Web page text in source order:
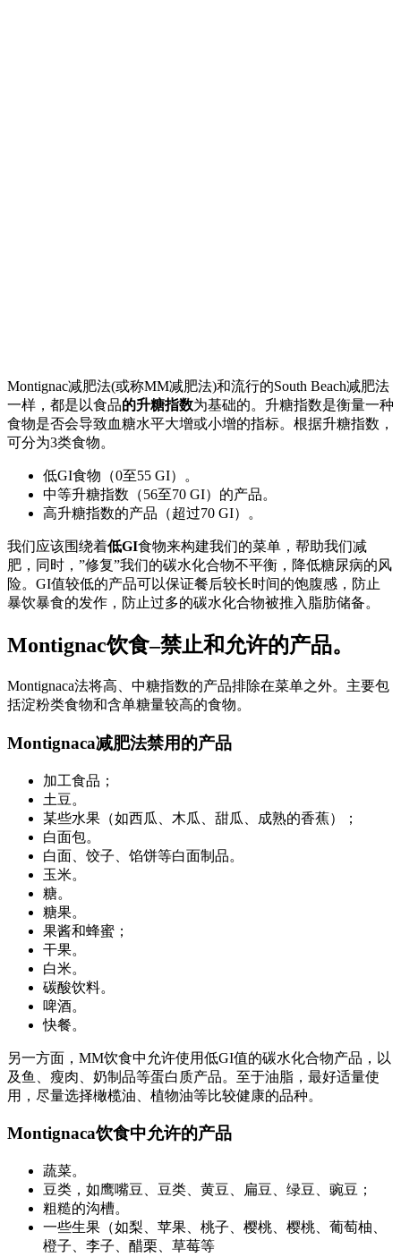
Montignac减肥法(或称MM减肥法)和流行的South Beach减肥法
一样，都是以食品的升糖指数为基础的。升糖指数是衡量一种
食物是否会导致血糖水平大增或小增的指标。根据升糖指数，
可分为3类食物。
低GI食物（0至55 GI）。
中等升糖指数（56至70 GI）的产品。
高升糖指数的产品（超过70 GI）。
我们应该围绕着低GI食物来构建我们的菜单，帮助我们减
肥，同时，”修复”我们的碳水化合物不平衡，降低糖尿病的风
险。GI值较低的产品可以保证餐后较长时间的饱腹感，防止
暴饮暴食的发作，防止过多的碳水化合物被推入脂肪储备。
Montignac饮食–禁止和允许的产品。
Montignaca法将高、中糖指数的产品排除在菜单之外。主要包
括淀粉类食物和含单糖量较高的食物。
Montignaca减肥法禁用的产品
加工食品；
土豆。
某些水果（如西瓜、木瓜、甜瓜、成熟的香蕉）；
白面包。
白面、饺子、馅饼等白面制品。
玉米。
糖。
糖果。
果酱和蜂蜜；
干果。
白米。
碳酸饮料。
啤酒。
快餐。
另一方面，MM饮食中允许使用低GI值的碳水化合物产品，以
及鱼、瘦肉、奶制品等蛋白质产品。至于油脂，最好适量使
用，尽量选择橄榄油、植物油等比较健康的品种。
Montignaca饮食中允许的产品
蔬菜。
豆类，如鹰嘴豆、豆类、黄豆、扁豆、绿豆、豌豆；
粗糙的沟槽。
一些生果（如梨、苹果、桃子、樱桃、樱桃、葡萄柚、
橙子、李子、醋栗、草莓等